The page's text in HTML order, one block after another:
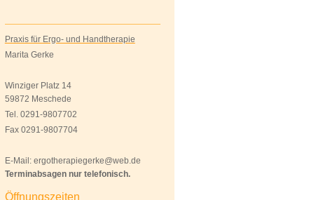
Praxis für Ergo- und Handtherapie
Marita Gerke
Winziger Platz 14
59872 Meschede
Tel. 0291-9807702
Fax 0291-9807704
E-Mail: ergotherapiegerke@web.de
Terminabsagen nur telefonisch.
Öffnungszeiten